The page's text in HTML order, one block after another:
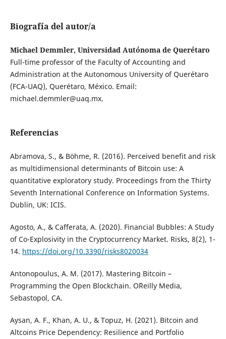
Biografía del autor/a
Michael Demmler, Universidad Autónoma de Querétaro
Full-time professor of the Faculty of Accounting and
Administration at the Autonomous University of Querétaro
(FCA-UAQ), Querétaro, México. Email:
michael.demmler@uaq.mx.
Referencias
Abramova, S., & Böhme, R. (2016). Perceived benefit and risk
as multidimensional determinants of Bitcoin use: A
quantitative exploratory study. Proceedings from the Thirty
Seventh International Conference on Information Systems.
Dublin, UK: ICIS.
Agosto, A., & Cafferata, A. (2020). Financial Bubbles: A Study
of Co-Explosivity in the Cryptocurrency Market. Risks, 8(2), 1-
14. https://doi.org/10.3390/risks8020034
Antonopoulus, A. M. (2017). Mastering Bitcoin –
Programming the Open Blockchain. O´Reilly Media,
Sebastopol, CA.
Aysan, A. F., Khan, A. U., & Topuz, H. (2021). Bitcoin and
Altcoins Price Dependency: Resilience and Portfolio